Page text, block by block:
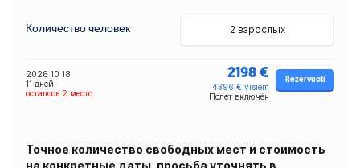
Количество человек 2 взрослых
2026 10 18
11 дней
осталось 2 местo
2198 €
4396 € visiem
Полет включён
Rezervuoti
Точное количество свободных мест и стоимость